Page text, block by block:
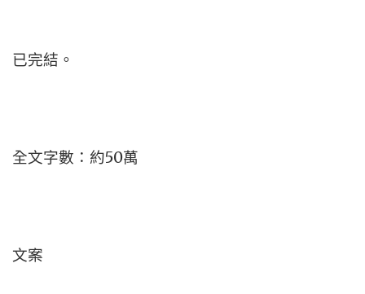
已完結。
全文字數：約50萬
文案